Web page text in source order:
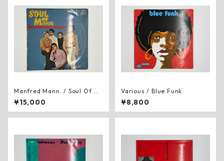
Manfred Mann ‎ / Soul Of Ma
nn
¥15,000
Various ‎/ Blue Funk
¥8,800